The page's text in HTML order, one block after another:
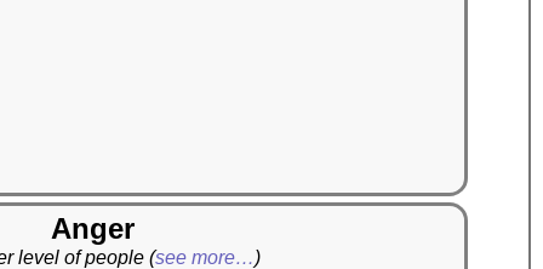
Anger
level of people(see more…)